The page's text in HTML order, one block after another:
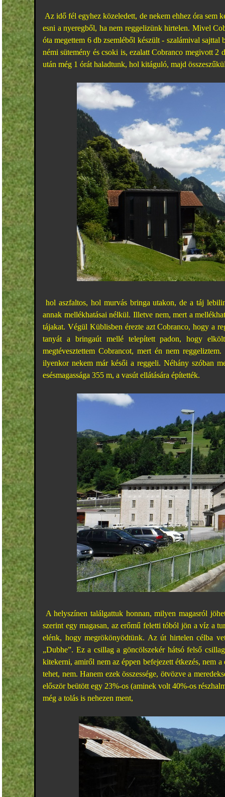
Az idő fél egyhez közeledett, de nekem ehhez óra sem
esni a nyeregből, ha nem reggelizünk hirtelen. Mivel
óta megettem 6 db zsemléből készült - szalámival
némi sütemény és csoki is, ezalatt Cobranco megivott 2
után még 1 órát haladtunk, hol kitáguló, majd
hol aszfaltos, hol murvás bringa utakon, de a táj
annak mellékhatásai nélkül. Illetve nem, mert a
tájakat. Végül Küblisben érezte azt Cobranco, hogy a
tanyát a bringaút mellé telepített padon, hogy
megtévesztettem Cobrancot, mert én nem
ilyenkor nekem már késői a reggeli. Néhány szóban
esésmagassága 355 m, a vasút ellátására építették.
A helyszínen találgattuk honnan, milyen magasról
szerint egy magasan, az erőmű feletti tóból jön a víz a
elénk, hogy megrökönyödtünk. Az út hirtelen célba
„Dubhe”. Ez a csillag a göncölszekér hátsó felső
kitekerni, amiről nem az éppen befejezett étkezés, nem
tehet, nem. Hanem ezek összessége, ötvözve a
először beütött egy 23%-os (aminek volt 40%-os
még a tolás is nehezen ment,